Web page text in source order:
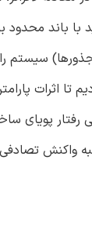
باند محدود
سیستم
تا اثرات
پویای
واکنش